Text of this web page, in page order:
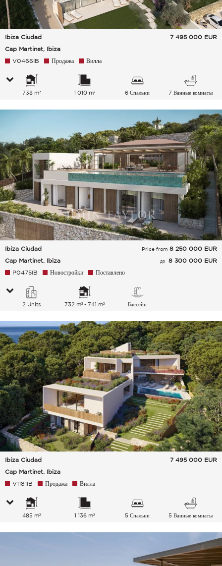
Ibiza Ciudad
Cap Martinet, Ibiza
7 495 000 EUR
V0466IB Продажа Вилла
738 m² 1 010 m² 6 Спальни 7 Ванные комнаты
Ibiza Ciudad
Cap Martinet, Ibiza
Price from 8 250 000 EUR
до 8 300 000 EUR
P0475IB
Новостройки Поставлено
2 Units 732 m² - 741 m² Бассейн
Ibiza Ciudad
Cap Martinet, Ibiza
7 495 000 EUR
V1181IB Продажа Вилла
485 m² 1 136 m² 5 Спальни 5 Ванные комнаты